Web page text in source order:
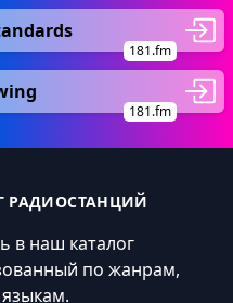
181.fm
181.fm
РАДИОСТАНЦИЙ
в наш каталог
по жанрам,